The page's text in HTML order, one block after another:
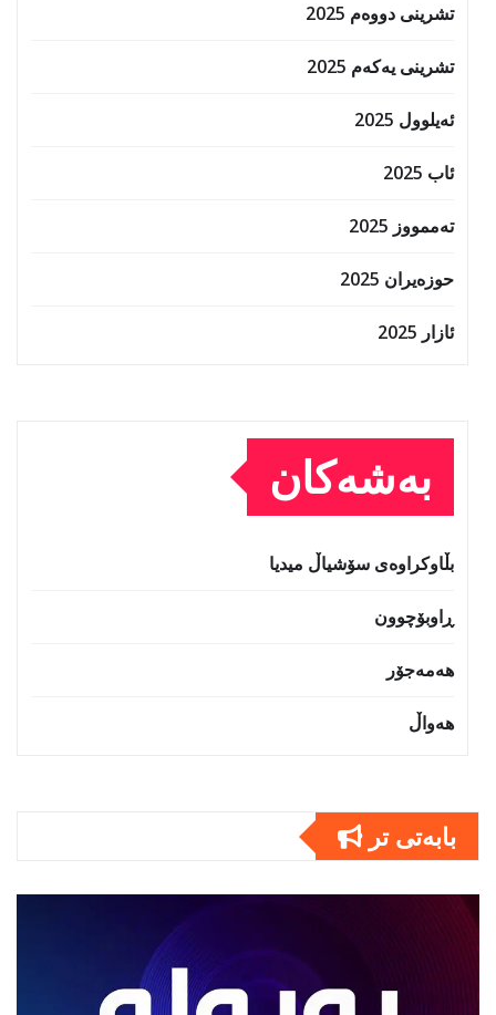
تشرینی دووەم 2025
تشرینی یەکەم 2025
ئەیلوول 2025
ئاب 2025
تەممووز 2025
حوزه‌یران 2025
ئازار 2025
بەشەکان
بڵاوکراوەی سۆشیاڵ میدیا
ڕاوبۆچوون
هەمەجۆر
هەواڵ
بابەتى تر